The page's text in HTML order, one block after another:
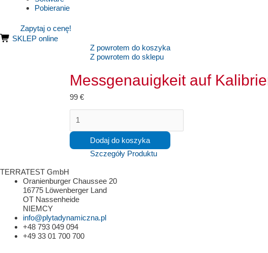
Pobieranie
Zapytaj o cenę!
SKLEP online
Z powrotem do koszyka
Z powrotem do sklepu
Messgenauigkeit auf
99 €
Messgenauigkeit
auf
Kalibrierstand
geprüft,
Dodaj do koszyka
Szczegóły Produktu
TERRATEST GmbH
Oranienburger Chaussee 20
16775 Löwenberger Land
OT Nassenheide
NIEMCY
info@plytadynamiczna.pl
+48 793 049 094
+49 33 01 700 700